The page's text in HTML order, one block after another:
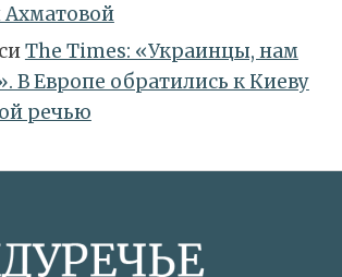
Ахматовой
Тhe Times: «Украинцы, нам
В Европе обратились к Киеву
речью